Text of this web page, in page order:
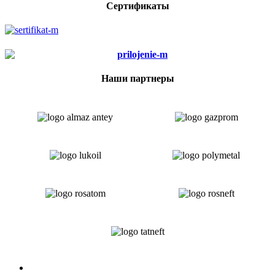
Сертификаты
Наши партнеры